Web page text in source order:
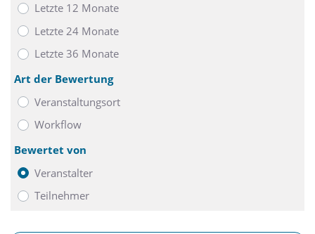
Letzte 12 Monate
Letzte 24 Monate
Letzte 36 Monate
Art der Bewertung
Veranstaltungsort
Workflow
Bewertet von
Veranstalter
Teilnehmer